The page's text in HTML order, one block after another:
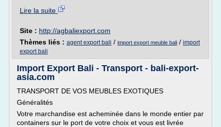
Lire la suite
Site : http://agbaliexport.com
Thèmes liés : agent export bali / import export meuble bali / import
export bali
Import Export Bali - Transport - bali-export-
asia.com
TRANSPORT DE VOS MEUBLES EXOTIQUES
Généralités
Votre marchandise est acheminée dans le monde entier par
containers sur le port de votre choix et vous est livrée